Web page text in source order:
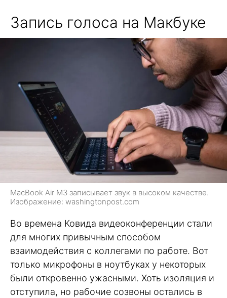
Запись голоса на Макбуке
MacBook Air M3 записывает звук в высоком качестве.
Изображение: washingtonpost.com
Во времена Ковида видеоконференции стали
для многих привычным способом
взаимодействия с коллегами по работе. Вот
только микрофоны в ноутбуках у некоторых
были откровенно ужасными. Хоть изоляция и
отступила, но рабочие созвоны остались в